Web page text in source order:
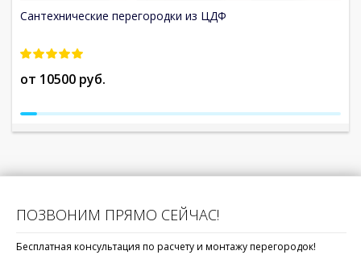
Сантехнические перегородки из ЦДФ
от 10500 руб.
ПОЗВОНИМ ПРЯМО СЕЙЧАС!
Бесплатная консультация по расчету и монтажу перегородок!